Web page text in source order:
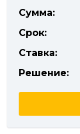
Сумма:
Срок:
Ставка:
Решение: